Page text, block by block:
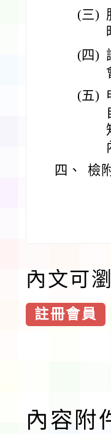
(三)
(四)
(五)
四、
檢
內文可
註冊會員
內容附